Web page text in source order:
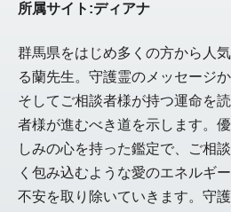
所属サイト:ディアナ
群馬県をはじめ多くの方から人
る蘭先生。守護霊のメッセージ
そしてご相談者様が持つ運命を
者様が進むべき道を示します。
しみの心を持った鑑定で、ご相
く包み込むような愛のエネルギ
不安を取り除いていきます。守